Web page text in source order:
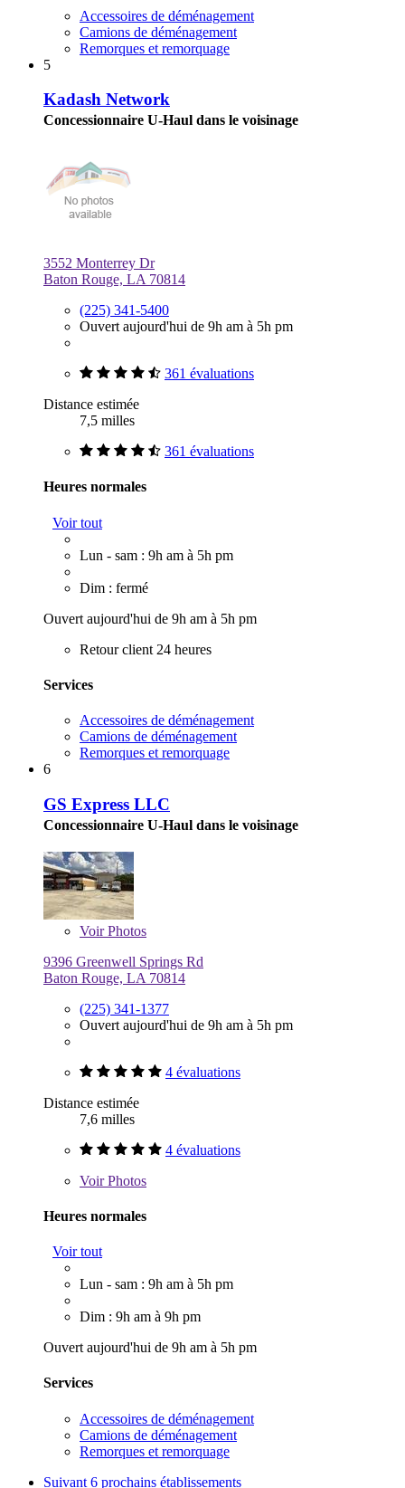
Accessoires de déménagement
Camions de déménagement
Remorques et remorquage
5
Kadash Network
Concessionnaire U-Haul dans le voisinage
3552 Monterrey Dr
Baton Rouge, LA 70814
(225) 341-5400
Ouvert aujourd'hui de 9h am à 5h pm
361 évaluations
Distance estimée
7,5 milles
361 évaluations
Heures normales
Voir tout
Lun - sam : 9h am à 5h pm
Dim : fermé
Ouvert aujourd'hui de 9h am à 5h pm
Retour client 24 heures
Services
Accessoires de déménagement
Camions de déménagement
Remorques et remorquage
6
GS Express LLC
Concessionnaire U-Haul dans le voisinage
VoirPhotos
9396 Greenwell Springs Rd
Baton Rouge, LA 70814
(225) 341-1377
Ouvert aujourd'hui de 9h am à 5h pm
4 évaluations
Distance estimée
7,6 milles
4 évaluations
VoirPhotos
Heures normales
Voir tout
Lun - sam : 9h am à 5h pm
Dim : 9h am à 9h pm
Ouvert aujourd'hui de 9h am à 5h pm
Services
Accessoires de déménagement
Camions de déménagement
Remorques et remorquage
Suivant 6 prochains établissements